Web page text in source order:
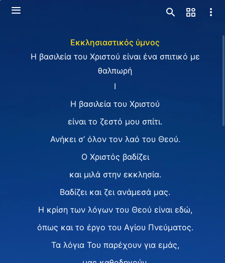
Εκκλησιαστικός ύμνος
Η βασιλεία του Χριστού είναι ένα σπιτικό με
θαλπωρή
Ⅰ
Η βασιλεία του Χριστού
είναι το ζεστό μου σπίτι.
Ανήκει σ’ όλον τον λαό του Θεού.
Ο Χριστός βαδίζει
και μιλά στην εκκλησία.
Βαδίζει και ζει ανάμεσά μας.
Η κρίση των λόγων του Θεού είναι εδώ,
όπως και το έργο του Αγίου Πνεύματος.
Τα λόγια Του παρέχουν για εμάς,